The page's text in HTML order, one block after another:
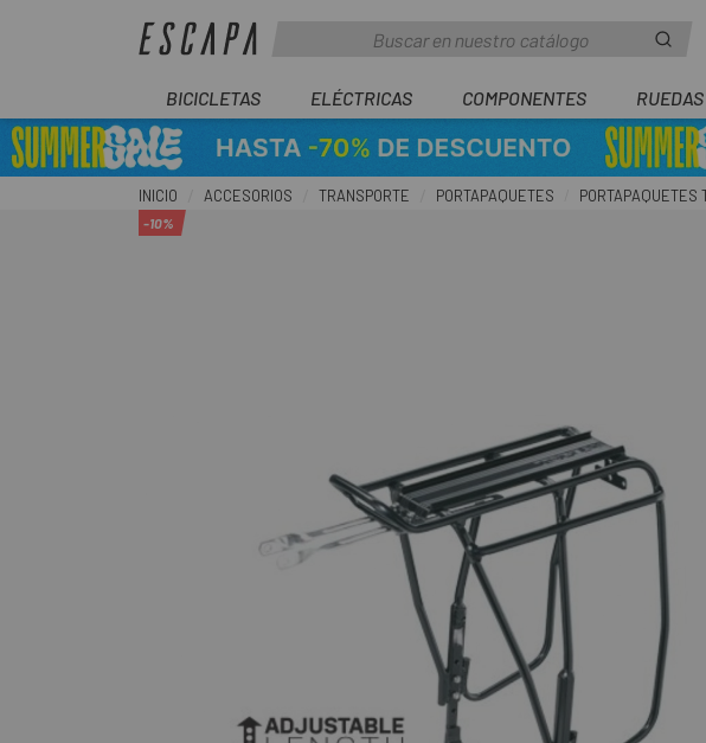
BICICLETAS ELÉCTRICAS COMPONENTES RUEDAS
INICIO ACCESORIOS TRANSPORTE PORTAPAQUETES PORTAPAQUETES
-10%